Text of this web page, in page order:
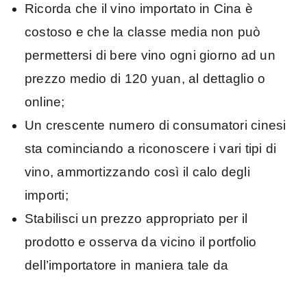
Ricorda che il vino importato in Cina è
costoso e che la classe media non può
permettersi di bere vino ogni giorno ad un
prezzo medio di 120 yuan, al dettaglio o
online;
Un crescente numero di consumatori cinesi
sta cominciando a riconoscere i vari tipi di
vino, ammortizzando così il calo degli
importi;
Stabilisci un prezzo appropriato per il
prodotto e osserva da vicino il portfolio
dell’importatore in maniera tale da